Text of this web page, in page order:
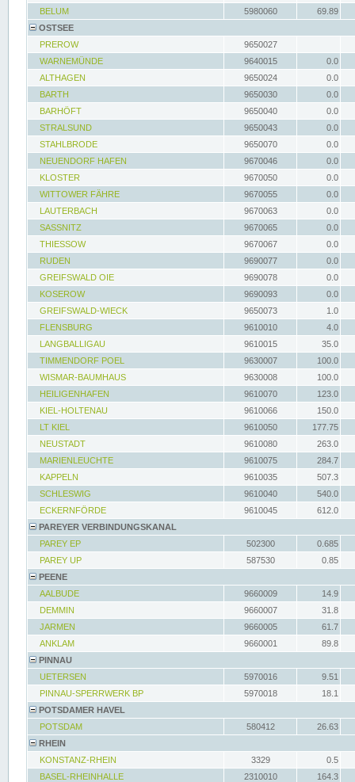
BELUM
5980060
69.89
OSTSEE
PREROW
9650027
WARNEMÜNDE
9640015
0.0
ALTHAGEN
9650024
0.0
BARTH
9650030
0.0
BARHÖFT
9650040
0.0
STRALSUND
9650043
0.0
STAHLBRODE
9650070
0.0
NEUENDORF HAFEN
9670046
0.0
KLOSTER
9670050
0.0
WITTOWER FÄHRE
9670055
0.0
LAUTERBACH
9670063
0.0
SASSNITZ
9670065
0.0
THIESSOW
9670067
0.0
RUDEN
9690077
0.0
GREIFSWALD OIE
9690078
0.0
KOSEROW
9690093
0.0
GREIFSWALD-WIECK
9650073
1.0
FLENSBURG
9610010
4.0
LANGBALLIGAU
9610015
35.0
TIMMENDORF POEL
9630007
100.0
WISMAR-BAUMHAUS
9630008
100.0
HEILIGENHAFEN
9610070
123.0
KIEL-HOLTENAU
9610066
150.0
LT KIEL
9610050
177.75
NEUSTADT
9610080
263.0
MARIENLEUCHTE
9610075
284.7
KAPPELN
9610035
507.3
SCHLESWIG
9610040
540.0
ECKERNFÖRDE
9610045
612.0
PAREYER VERBINDUNGSKANAL
PAREY EP
502300
0.685
PAREY UP
587530
0.85
PEENE
AALBUDE
9660009
14.9
DEMMIN
9660007
31.8
JARMEN
9660005
61.7
ANKLAM
9660001
89.8
PINNAU
UETERSEN
5970016
9.51
PINNAU-SPERRWERK BP
5970018
18.1
POTSDAMER HAVEL
POTSDAM
580412
26.63
RHEIN
KONSTANZ-RHEIN
3329
0.5
BASEL-RHEINHALLE
2310010
164.3